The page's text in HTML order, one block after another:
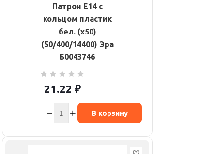
Патрон E14 с
кольцом пластик
бел. (х50)
(50/400/14400) Эра
Б0043746
21.22 ₽
В корзину